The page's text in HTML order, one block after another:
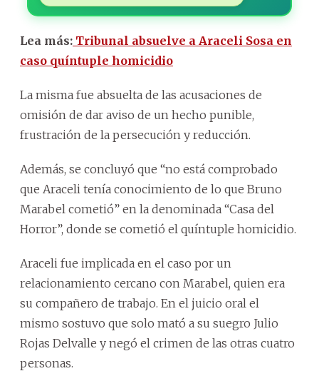
Lea más: Tribunal absuelve a Araceli Sosa en
caso quíntuple homicidio
La misma fue absuelta de las acusaciones de
omisión de dar aviso de un hecho punible,
frustración de la persecución y reducción.
Además, se concluyó que “no está comprobado
que Araceli tenía conocimiento de lo que Bruno
Marabel cometió” en la denominada “Casa del
Horror”, donde se cometió el quíntuple homicidio.
Araceli fue implicada en el caso por un
relacionamiento cercano con Marabel, quien era
su compañero de trabajo. En el juicio oral el
mismo sostuvo que solo mató a su suegro Julio
Rojas Delvalle y negó el crimen de las otras cuatro
personas.